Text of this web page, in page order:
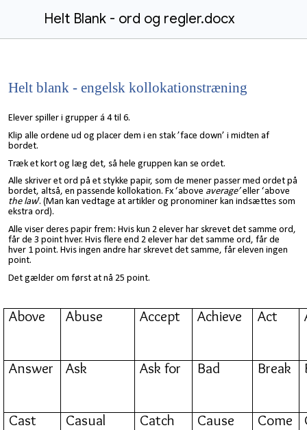
Helt Blank - ord og regler.docx
Helt blank - engelsk kollokationstræning
Elever spiller i grupper á 4 til 6.
Klip alle ordene ud og placer dem i en stak ’face down’ i midten af
bordet.
Træk et kort og læg det, så hele gruppen kan se ordet.
Alle skriver et ord på et stykke papir, som de mener passer med ordet på
bordet, altså, en passende kollokation. Fx ‘above average’eller ‘above
the law’. (Man kan vedtage at artikler og pronominer kan indsættes som
ekstra ord).
Alle viser deres papir frem: Hvis kun 2 elever har skrevet det samme ord,
får de 3 point hver. Hvis flere end 2 elever har det samme ord, får de
hver 1 point. Hvis ingen andre har skrevet det samme, får eleven ingen
point.
Det gælder om først at nå 25 point.
Above Abuse Accept Achieve Act
Answer Ask Ask for Bad Break
Cast Casual Catch Cause Come